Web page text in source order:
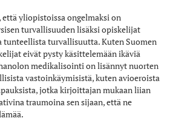
yliopistoissa ongelmaksi on
turvallisuuden lisäksi opiskelijat
tunteellista turvallisuutta. Kuten Suomen
eivät pysty käsittelemään ikäviä
medikalisointi on lisännyt nuorten
vastoinkäymisistä, kuten avioeroista
jotka kirjoittajan mukaan liian
traumoina sen sijaan, että ne